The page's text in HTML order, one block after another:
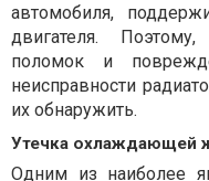
автомобиля,
двигателя.
поломок и
неисправности
их обнаружить.
Утечка охлаждающей
Одним из наиболее